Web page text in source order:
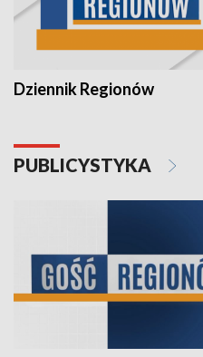
Dziennik Regionów
PUBLICYSTYKA